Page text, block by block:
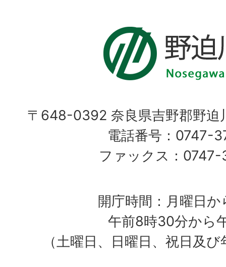
〒648-0392 奈良県吉野郡野迫
電話番号：0747-
ファックス：
開庁時間：月曜日か
午前8時30分から
（土曜日、日曜日、祝日及